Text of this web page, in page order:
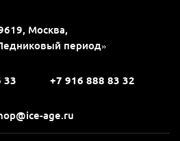
Москва,
период»
33 +7 916 888 83 32
age.ru